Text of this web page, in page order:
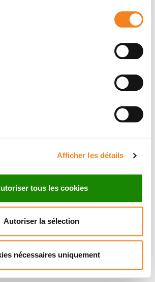
Afficher les détails
tous les cookies
Autoriser la sélection
nécessaires uniquement